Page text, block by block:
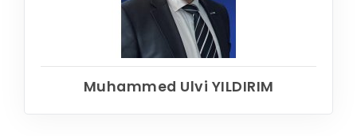
Muhammed Ulvi YILDIRIM